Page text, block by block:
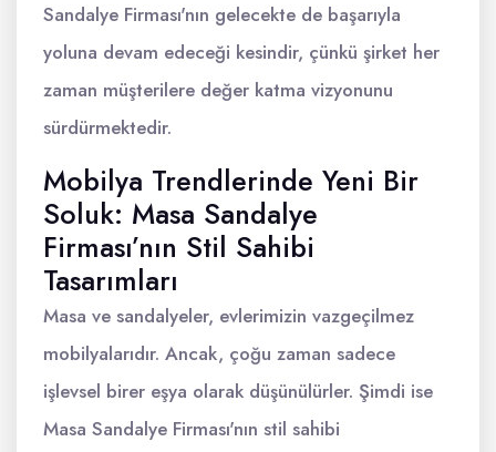
Sandalye Firması'nın gelecekte de başarıyla
yoluna devam edeceği kesindir, çünkü şirket her
zaman müşterilere değer katma vizyonunu
sürdürmektedir.
Mobilya Trendlerinde Yeni Bir
Soluk: Masa Sandalye
Firması’nın Stil Sahibi
Tasarımları
Masa ve sandalyeler, evlerimizin vazgeçilmez
mobilyalarıdır. Ancak, çoğu zaman sadece
işlevsel birer eşya olarak düşünülürler. Şimdi ise
Masa Sandalye Firması'nın stil sahibi